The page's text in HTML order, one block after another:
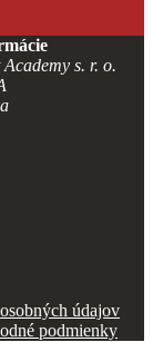
s. r. o.
údajov
podmienky